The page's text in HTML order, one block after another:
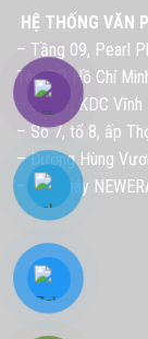
HỆ THỐNG VĂN
– Tầng 09, Pearl
Tây, TP. Hồ Chí
– Lô G1, KDC Vĩnh
– Số 7, tổ 8, ấp
– Đường Hùng
– Nhà máy